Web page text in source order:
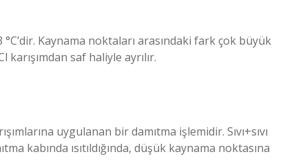
°C’dir. Kaynama noktaları arasındaki fark çok büyük
saf haliyle ayrılır.
uygulanan bir damıtma işlemidir. Sıvı+sıvı
kabında ısıtıldığında, düşük kaynama noktasına